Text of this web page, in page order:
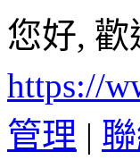
您好, 歡
https://
管理 |